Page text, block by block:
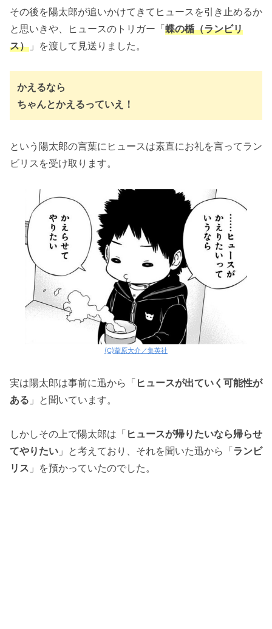
その後を陽太郎が追いかけてきてヒュースを引き止めるか
と思いきや、ヒュースのトリガー「蝶の楯（ランビリ
ス） 」を渡して見送りました。
かえるなら
ちゃんとかえるっていえ！
という陽太郎の言葉にヒュースは素直にお礼を言ってラン
ビリスを受け取ります。
(C)葦原大介／集英社
実は陽太郎は事前に迅から「 ヒュースが出ていく可能性が
ある 」と聞いています。
しかしその上で陽太郎は「 ヒュースが帰りたいなら帰らせ
てやりたい 」と考えており、それを聞いた迅から「ランビ
リス 」を預かっていたのでした。